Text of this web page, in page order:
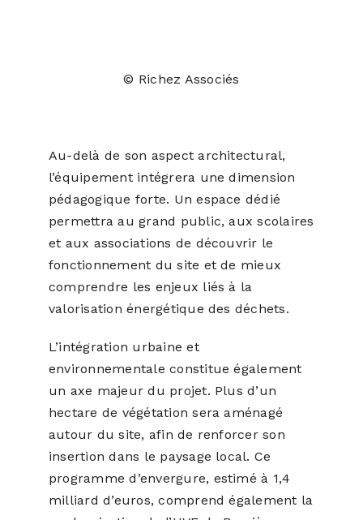
© Richez Associés
Au-delà de son aspect architectural,
l’équipement intégrera une dimension
pédagogique forte. Un espace dédié
permettra au grand public, aux scolaires
et aux associations de découvrir le
fonctionnement du site et de mieux
comprendre les enjeux liés à la
valorisation énergétique des déchets.
L’intégration urbaine et
environnementale constitue également
un axe majeur du projet. Plus d’un
hectare de végétation sera aménagé
autour du site, afin de renforcer son
insertion dans le paysage local. Ce
programme d’envergure, estimé à 1,4
milliard d’euros, comprend également la